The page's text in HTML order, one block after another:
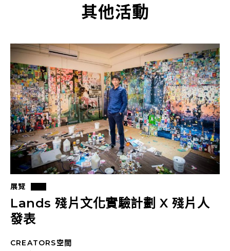
其他活動
展覽
Lands 殘片文化實驗計劃 X 殘片人
發表
CREATORS空間